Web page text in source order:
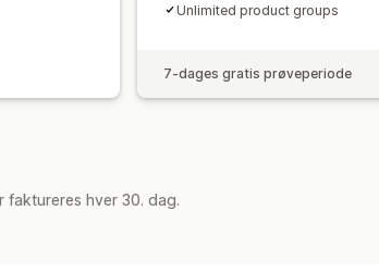
Unlimited product groups
7-dages gratis prøveperiode
faktureres hver 30. dag.